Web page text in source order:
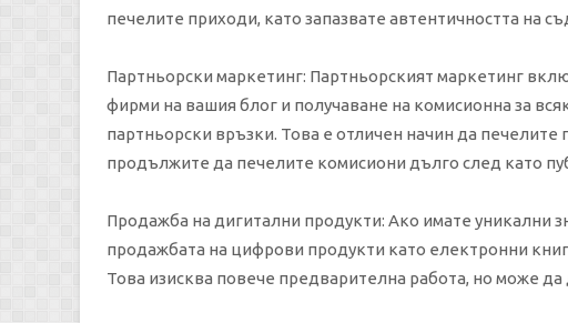
печелите приходи, като запазвате автентичността на
Партньорски маркетинг: Партньорският маркетинг
фирми на вашия блог и получаване на комисионна за
партньорски връзки. Това е отличен начин да
продължите да печелите комисиони дълго след като
Продажба на дигитални продукти: Ако имате уникални
продажбата на цифрови продукти като електронни
Това изисква повече предварителна работа, но може